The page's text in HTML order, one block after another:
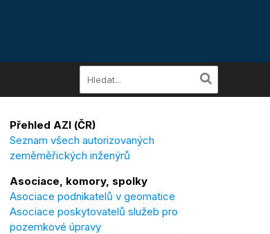
Přehled AZI (ČR)
Seznam všech autorizovaných
zeměměřických inženýrů
Asociace, komory, spolky
Asociace podnikatelů v geomatice
Asociace poskytovatelů služeb pro
pozemkové úpravy